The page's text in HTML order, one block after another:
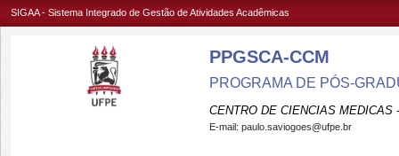
SIGAA - Sistema Integrado de Gestão de Atividades Acadêmicas
PPGSCA-CCM
PROGRAMA DE PÓS-
CENTRO DE CIENCIAS MEDICAS
E-mail: paulo.saviogoes@ufpe.br